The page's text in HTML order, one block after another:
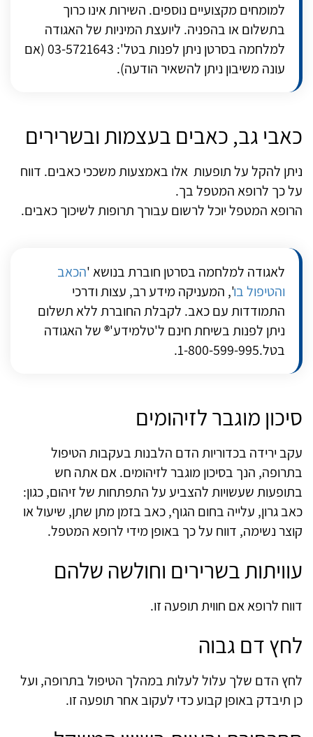
למומחים מקצועיים נוספים. השירות אינו כרוך
בתשלום או בהפניה. ליועצת המיניות של האגודה
למלחמה בסרטן ניתן לפנות בטל': 03-5721643 (אם
עונה משיבון ניתן להשאיר הודעה).
כאבי גב, כאבים בעצמות ובשרירים
ניתן להקל על תופעות אלו באמצעות משככי כאבים. דווח
על כך לרופא המטפל בך.
הרופא המטפל יוכל לרשום עבורך תרופות לשיכוך כאבים.
לאגודה למלחמה בסרטן חוברת בנושא 'הכאב
והטיפול בו', המעניקה מידע רב, עצות ודרכי
התמודדות עם כאב. לקבלת החוברת ללא תשלום
ניתן לפנות בשיחת חינם ל'טלמידע'® של האגודה
בטל.1-800-599-995.
סיכון מוגבר לזיהומים
עקב ירידה בכדוריות הדם הלבנות בעקבות הטיפול
בתרופה, הנך בסיכון מוגבר לזיהומים. אם אתה חש
בתופעות שעשויות להצביע על התפתחות של זיהום, כגון:
כאב גרון, עלייה בחום הגוף, כאב בזמן מתן שתן, שיעול או
קוצר נשימה, דווח על כך באופן מידי לרופא המטפל.
עוויתות בשרירים וחולשה שלהם
דווח לרופא אם חווית תופעה זו.
לחץ דם גבוה
לחץ הדם שלך עלול לעלות במהלך הטיפול בתרופה, ועל
כן תיבדק באופן קבוע כדי לעקוב אחר תופעה זו.